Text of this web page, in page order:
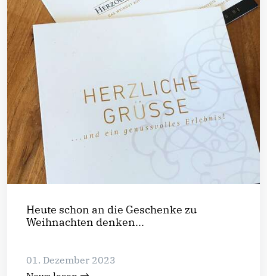
Heute schon an die Geschenke zu
Weihnachten denken...
01. Dezember 2023